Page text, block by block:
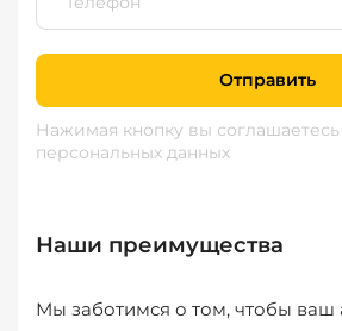
Отправить
Нажимая кнопку вы соглашаетесь
персональных данных
Наши преимущества
Мы заботимся о том, чтобы ваш